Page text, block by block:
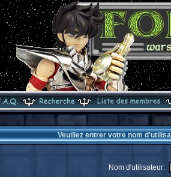
Veuillez entrer votre nom
Nom d'utilisateur: